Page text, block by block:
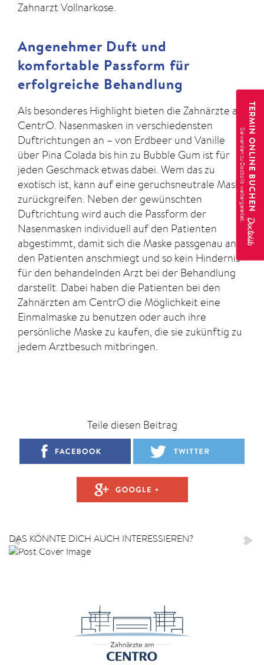
Zahnarzt Vollnarkose.
Angenehmer Duft und
komfortable Passform für
erfolgreiche Behandlung
Als besonderes Highlight bieten die Zahnärzte am
CentrO. Nasenmasken in verschiedensten
Duftrichtungen an – von Erdbeer und Vanille
über Pina Colada bis hin zu Bubble Gum ist für
jeden Geschmack etwas dabei. Wem das zu
exotisch ist, kann auf eine geruchsneutrale Maske
zurückgreifen. Neben der gewünschten
Duftrichtung wird auch die Passform der
Nasenmasken individuell auf den Patienten
abgestimmt, damit sich die Maske passgenau an
den Patienten anschmiegt und so kein Hindernis
für den behandelnden Arzt bei der Behandlung
darstellt. Dabei haben die Patienten bei den
Zahnärzten am CentrO die Möglichkeit eine
Einmalmaske zu benutzen oder auch ihre
persönliche Maske zu kaufen, die sie zukünftig zu
jedem Arztbesuch mitbringen.
Teile diesen Beitrag
DAS KÖNNTE DICH AUCH INTERESSIEREN?
Kein Karneval
ohne Berliner
TERMIN ONLINE BUCHEN